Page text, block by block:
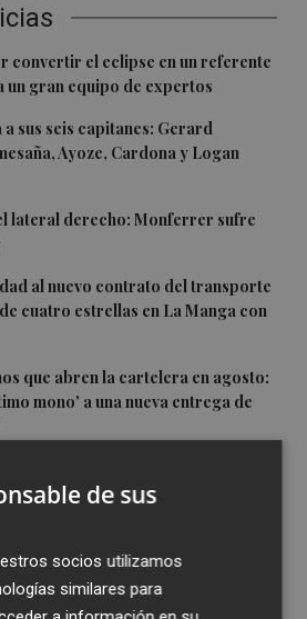
convertir el eclipse en un referente
gran equipo de expertos
sus seis capitanes: Gerard
Ayoze, Cardona y Logan
lateral derecho: Monferrer sufre
al nuevo contrato del transporte
cuatro estrellas en La Manga con
que abren la cartelera en agosto:
mono' a una nueva entrega de
de sus
socios utilizamos
similares para